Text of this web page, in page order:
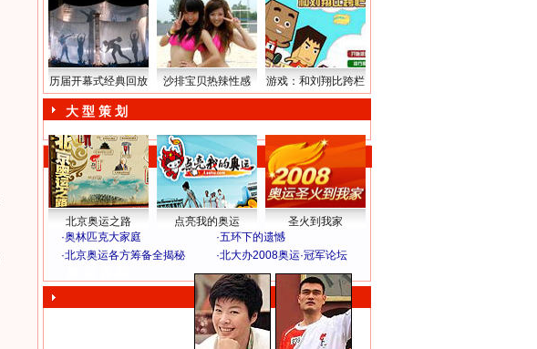
历届开幕式经典回放 沙排宝贝热辣性感 游戏：和刘翔比跨栏
大 型 策 划
北京奥运之路 点亮我的奥运
圣火到我家
·奥林匹克大家庭 ·五环下的遗憾
·北京奥运各方筹备全揭秘 ·北大办2008奥运·冠军论坛